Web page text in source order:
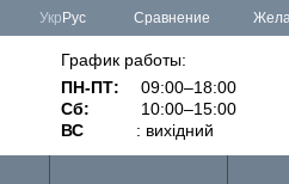
Укр Рус Сравнение
График работы:
ПН-ПТ:
09:00–18:00
Сб:
10:00–15:00
ВС
: вихідний